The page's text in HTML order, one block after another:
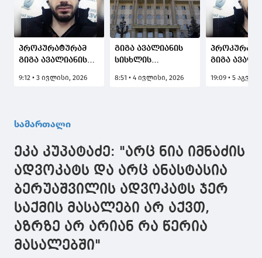
პროკურატურამ
გიგა ავალიანის
სამართლის
საქმეზე,
ჯგუფურად
განზრახ მძიმე
დაზიანებაში
დახმარების
ფაქტზე ერთ პირს
ბრალდება
წარუდგინა
9:12 • 3 ივლისი, 2026
გიგა ავალიანის
სისხლის
საქმიდან
დაზიანებაში
დახმარების
ფაქტზე
ბრალდებულ
გიორგი მალანიას
აღკვეთის
ღონისძიების
8:51 • 4 ივლისი, 2026
გიგა
საქმის
19:09 • 5
სამართალი
ეკა კუპატაძე: "არც ნია იმნაძის
ადვოკატს და არც ანასტასია
ბერუაშვილის ადვოკატს ჯერ
საქმის მასალები არ აქვთ,
აზრზე არ არიან რა წერია
მასალებში"